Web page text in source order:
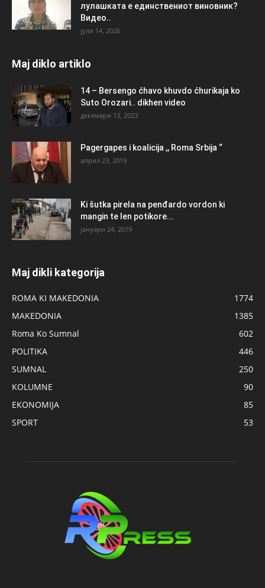
лулашката е единствениот виновник?
Видео..
јули 14, 2026
Maj diklo artiklo
14 – Bersengo ćhavo khuvdo ćhurikaja ko
Suto Orozari.. dikhen video
декември 13, 2023
Pagergapes i koalicija ,, Roma Srbija “
април 23, 2019
Ki šutka pirela na penđardo vordon ki
mangin te len potikore...
јануари 24, 2019
Maj dikli kategorija
ROMA KI MAKEDONIA
1774
MAKEDONIA
1385
Roma Ko Sumnal
602
POLITIKA
446
SUMNAL
250
KOLUMNE
90
EKONOMIJA
85
SPORT
53